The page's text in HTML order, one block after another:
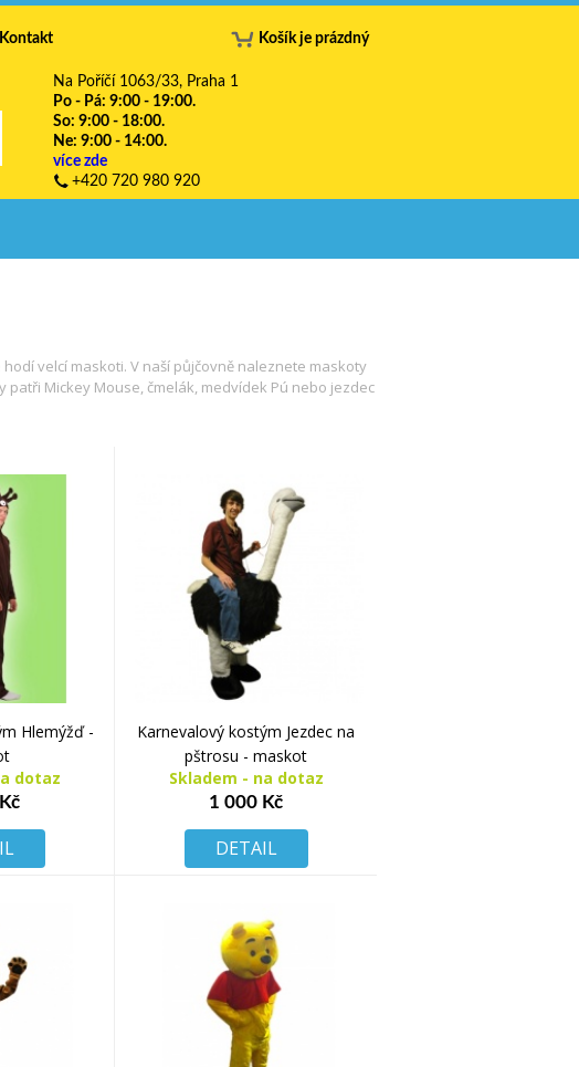
Kontakt Košík je prázdný
Na Poříčí 1063/33, Praha 1
Po - Pá: 9:00 - 19:00.
So: 9:00 - 18:00.
Ne: 9:00 - 14:00.
více zde
+420 720 980 920
velcí maskoti. V naší půjčovně naleznete maskoty
Mickey Mouse, čmelák, medvídek Pú nebo jezdec
Hlemýžď -
dotaz
Karnevalový kostým Jezdec na
pštrosu - maskot
Skladem - na dotaz
1 000 Kč
DETAIL